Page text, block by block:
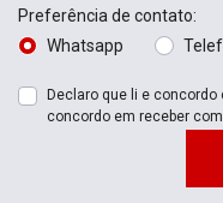
Preferência de contato:
Whatsapp
Declaro que li e concordo
concordo em receber